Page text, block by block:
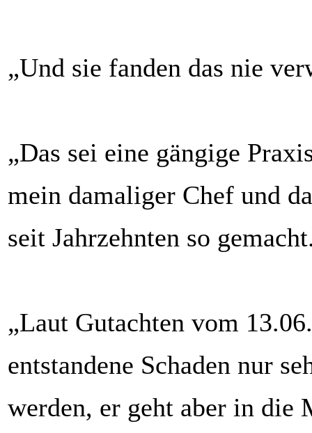
„Und sie fanden das nie
„Das sei eine gängige
mein damaliger Chef und
seit Jahrzehnten so
„Laut Gutachten vom
entstandene Schaden nur
werden, er geht aber in die